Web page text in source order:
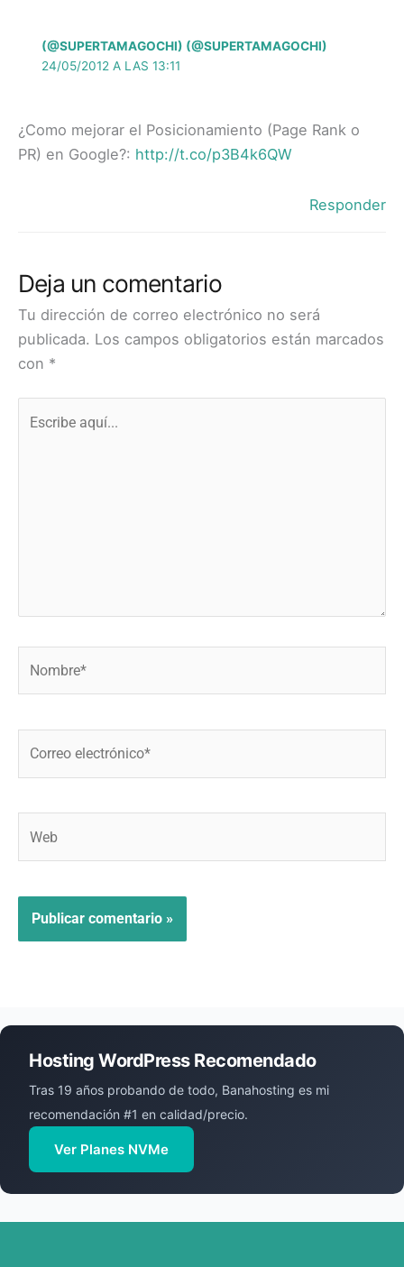
(@SUPERTAMAGOCHI) (@SUPERTAMAGOCHI)
24/05/2012 A LAS 13:11
¿Como mejorar el Posicionamiento (Page Rank o
PR) en Google?: http://t.co/p3B4k6QW
Responder
Deja un comentario
Tu dirección de correo electrónico no será
publicada. Los campos obligatorios están marcados
con *
electrónico*
Hosting WordPress Recomendado
Tras 19 años probando de todo, Banahosting es mi
recomendación #1 en calidad/precio.
Ver Planes NVMe